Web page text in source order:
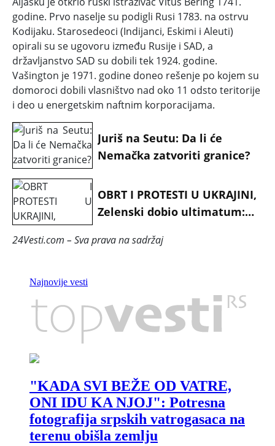
godine. Prvo naselje su podigli Rusi 1783. na ostrvu
Kodijaku. Starosedeoci (Indijanci, Eskimi i Aleuti)
opirali su se ugovoru između Rusije i SAD, a
državljanstvo SAD su dobili tek 1924. godine.
Vašington je 1971. godine doneo rešenje po kojem su
domoroci dobili vlasništvo nad oko 11 odsto teritorije
i deo u energetskim naftnim korporacijama.
Juriš na Seutu: Da li će
Nemačka zatvoriti granice?
OBRT I PROTESTI U UKRAJINI,
Zelenski dobio ultimatum:
24Vesti.com – Sva prava na sadržaj